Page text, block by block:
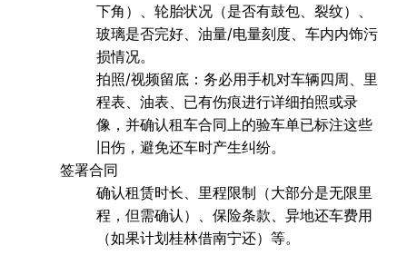
下角）、轮胎状况（是否有鼓包、裂纹）、
玻璃是否完好、油量/电量刻度、车内内饰污
损情况。
拍照/视频留底 ： 务必用手机对车辆四周、里
程表、油表、已有伤痕进行详细拍照或录
像，并确认租车合同上的验车单已标注这些
旧伤，避免还车时产生纠纷。
签署合同
确认租赁时长、里程限制（大部分是无限里
程，但需确认）、保险条款、异地还车费用
（如果计划桂林借南宁还）等。